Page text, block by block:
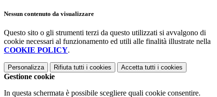
Nessun contenuto da visualizzare
Questo sito o gli strumenti terzi da questo utilizzati si avvalgono di
cookie necessari al funzionamento ed utili alle finalità illustrate nella
COOKIE POLICY.
Personalizza Rifiuta tutti i cookies Accetta tutti i cookies
Gestione cookie
In questa schermata è possibile scegliere quali cookie consentire.